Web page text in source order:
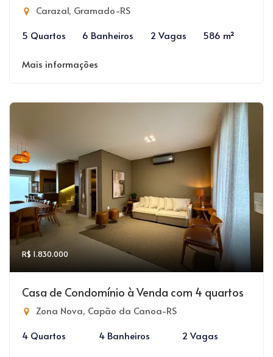
Carazal, Gramado-RS
5 Quartos
6 Banheiros 2 Vagas 586 m²
Mais informações
R$ 1.830.000
Casa de Condomínio à Venda com 4 quartos
Zona Nova, Capão da Canoa-RS
4 Quartos
4 Banheiros 2 Vagas